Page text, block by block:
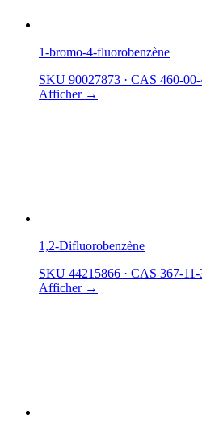
1-bromo-4-fluorobenzène
SKU 90027873 · CAS 460-
Afficher →
1,2-Difluorobenzène
SKU 44215866 · CAS 367-11-
Afficher →